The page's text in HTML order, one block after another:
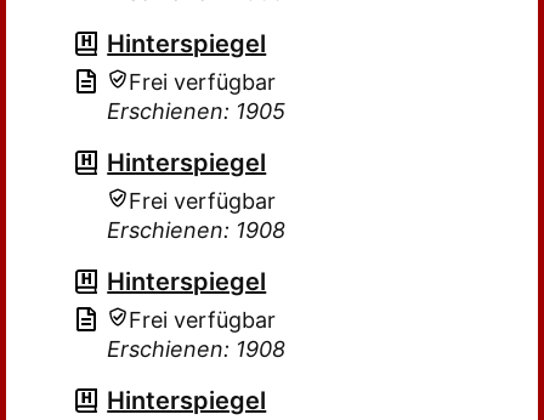
Hinterspiegel
Frei verfügbar
Erschienen: 1905
Hinterspiegel
Frei verfügbar
Erschienen: 1908
Hinterspiegel
Frei verfügbar
Erschienen: 1908
Hinterspiegel